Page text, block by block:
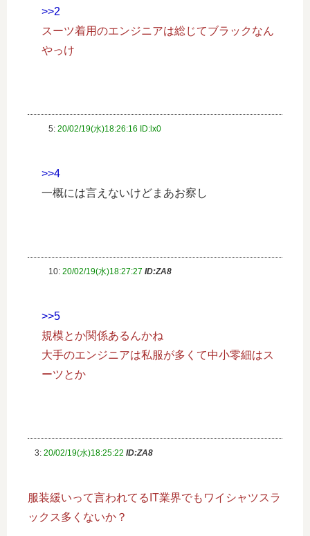
>>2
スーツ着用のエンジニアは総じてブラックなん
やっけ
5: 20/02/19(水)18:26:16 ID:lx0
>>4
一概には言えないけどまあお察し
10: 20/02/19(水)18:27:27 ID:ZA8
>>5
規模とか関係あるんかね
大手のエンジニアは私服が多くて中小零細はス
ーツとか
3: 20/02/19(水)18:25:22 ID:ZA8
服装緩いって言われてるIT業界でもワイシャツスラ
ックス多くないか？